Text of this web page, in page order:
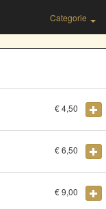
Categorie
€4,50
€6,50
€9,00